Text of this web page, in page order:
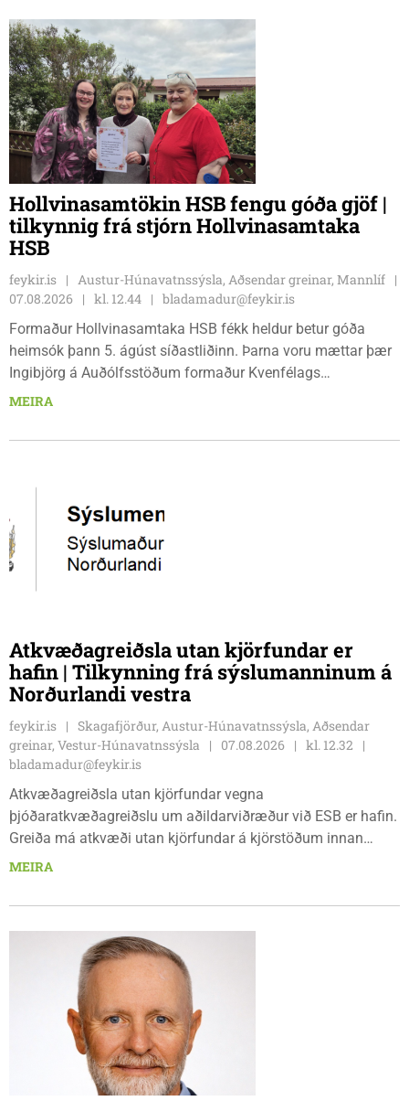
Hollvinasamtökin HSB fengu góða gjöf |
tilkynnig frá stjórn Hollvinasamtaka
HSB
feykir.is
Austur-Húnavatnssýsla, Aðsendar greinar, Mannlíf
07.08.2026
kl. 12.44
bladamadur@feykir.is
Formaður Hollvinasamtaka HSB fékk heldur betur góða
heimsók þann 5. ágúst síðastliðinn. Þarna voru mættar þær
Ingibjörg á Auðólfsstöðum formaður Kvenfélags
Bólstaðarhlíðarhrepps og Guðrún á Auðkúlu formaður
gjafabréf að upphæð kr: 737.800 upp í kaup á
MEIRA
Atkvæðagreiðsla utan kjörfundar er
hafin | Tilkynning frá sýslumanninum á
Norðurlandi vestra
feykir.is
Skagafjörður, Austur-Húnavatnssýsla, Aðsendar
greinar, Vestur-Húnavatnssýsla
07.08.2026
kl. 12.32
bladamadur@feykir.is
Atkvæðagreiðsla utan kjörfundar vegna
þjóðaratkvæðagreiðslu um aðildarviðræður við ESB er hafin.
Greiða má atkvæði utan kjörfundar á kjörstöðum innan
umdæmisins sem hér segir: Blönduósi, aðalskrifstofu,
Sauðárkróki, sýsluskrifstofu, Suðurgötu 1, Sauðárkróki, virka
vestra að Hvammstangabraut 5, Hvammstanga, mánudaga -
fimmtudaga kl. 10:00 - 14:00 og föstudaga kl. 10:00 - 12:00.
Skagaströnd, stjórnsýsluhúsi að Túnbraut 1-3, Skagaströnd,
mánudaga - fimmtudaga kl. 09:00 - 12:00 og 13:00 - 15:00,
frá og með mánudeginum 17. ágúst 2026.
MEIRA